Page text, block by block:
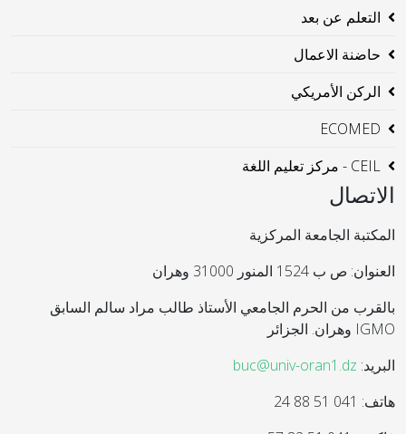
التعلم عن بعد
حاضنة الاعمال
الركن الأمريكي
ECOMED
CEIL - مركز تعليم اللغة
الاتصال
المكتبة الجامعة المركزية
العنوان: ص ب 1524 المنور 31000 وهران
بالقرب من الحرم الجامعي الأستاذ طالب مراد سالم السابق
IGMO وهران. الجزائر
البريد: buc@univ-oran1.dz
هاتف: 041 51 88 24